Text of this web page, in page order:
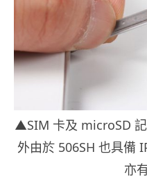
▲SIM 卡及 microSD
外由於 506SH 也具備
亦